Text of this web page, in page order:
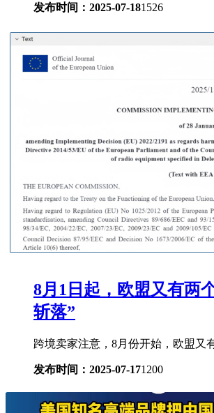
发布时间：2025-07-181526
8月1日起，欧盟又有两
斩落”
跨境卖家注意，8月份开始，欧盟又
发布时间：2025-07-171200